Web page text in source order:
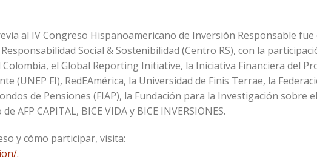
al IV Congreso Hispanoamericano de Inversión Responsable
Social & Sostenibilidad (Centro RS), con la
el Global Reporting Initiative, la Iniciativa Financiera del
(UNEP FI), RedEAmérica, la Universidad de Finis Terrae, la
de Pensiones (FIAP), la Fundación para la Investigación sobre
AFP CAPITAL, BICE VIDA y BICE INVERSIONES.
y cómo participar, visita:
.